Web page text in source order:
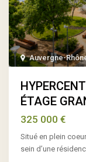
Auvergne-
ÉTAGE
325 000 €
Situé en plein
sein d’une